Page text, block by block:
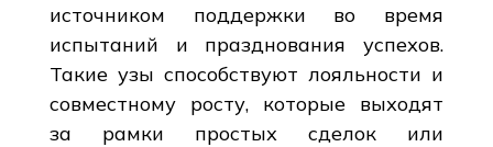
источником поддержки во время
испытаний и празднования успехов.
Такие узы способствуют лояльности и
совместному росту, которые выходят
за рамки простых сделок или